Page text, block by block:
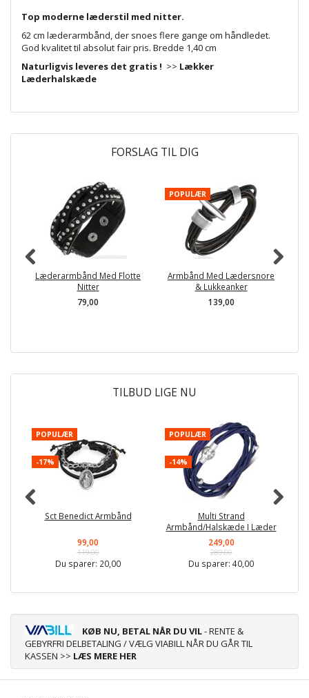
Top moderne læderstil med nitter.
62 cm læderarmbånd, der snoes flere gange om håndledet.
God kvalitet til absolut fair pris. Bredde 1,40 cm
Naturligvis leveres det gratis ! >> Lækker
Læderhalskæde
FORSLAG TIL DIG
Læderarmbånd Med Flotte
Nitter
79,00
POPULÆR
Armbånd Med Lædersnore
& Lukkeanker
139,00
TILBUD LIGE NU
POPULÆR
-17%
Sct Benedict Armbånd
99,00
119,00
Du sparer: 20,00
POPULÆR
-14%
Multi Strand
Armbånd/Halskæde I Læder
249,00
289,00
Du sparer: 40,00
KØB NU, BETAL NÅR DU VIL- RENTE &
GEBYRFRI DELBETALING / VÆLG VIABILL NÅR DU GÅR TIL
KASSEN >> LÆS MERE HER